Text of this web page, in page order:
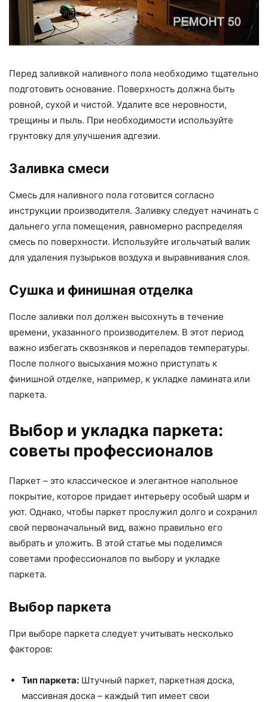
Перед заливкой наливного пола необходимо тщательно
подготовить основание. Поверхность должна быть
ровной, сухой и чистой. Удалите все неровности,
трещины и пыль. При необходимости используйте
грунтовку для улучшения адгезии.
Заливка смеси
Смесь для наливного пола готовится согласно
инструкции производителя. Заливку следует начинать с
дальнего угла помещения, равномерно распределяя
смесь по поверхности. Используйте игольчатый валик
для удаления пузырьков воздуха и выравнивания слоя.
Сушка и финишная отделка
После заливки пол должен высохнуть в течение
времени, указанного производителем. В этот период
важно избегать сквозняков и перепадов температуры.
После полного высыхания можно приступать к
финишной отделке, например, к укладке ламината или
паркета.
Выбор и укладка паркета:
советы профессионалов
Паркет – это классическое и элегантное напольное
покрытие, которое придает интерьеру особый шарм и
уют. Однако, чтобы паркет прослужил долго и сохранил
свой первоначальный вид, важно правильно его
выбрать и уложить. В этой статье мы поделимся
советами профессионалов по выбору и укладке
паркета.
Выбор паркета
При выборе паркета следует учитывать несколько
факторов:
Тип паркета: Штучный паркет, паркетная доска,
массивная доска – каждый тип имеет свои